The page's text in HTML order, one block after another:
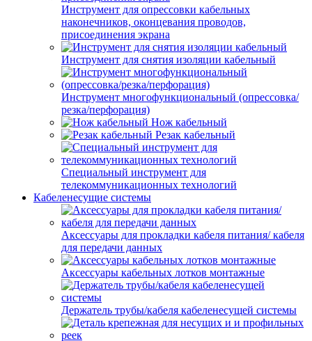
Инструмент для опрессовки кабельных
наконечников, оконцевания проводов,
присоединения экрана
Инструмент для снятия изоляции кабельный
Инструмент многофункциональный (опрессовка/
резка/перфорация)
Нож кабельный
Резак кабельный
Специальный инструмент для
телекоммуникационных технологий
Кабеленесущие системы
Аксессуары для прокладки кабеля питания/ кабеля
для передачи данных
Аксессуары кабельных лотков монтажные
Держатель трубы/кабеля кабеленесущей системы